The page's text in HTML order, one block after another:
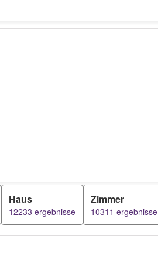
Haus
12233 ergebnisse
Zimmer
10311 ergebnisse